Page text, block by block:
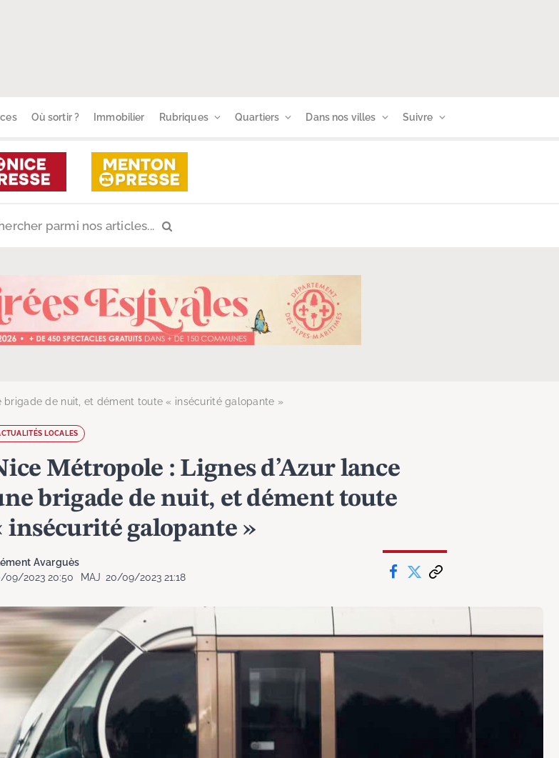
Où sortir ? Immobilier Rubriques Quartiers Dans nos villes Suivre
brigade de nuit, et dément toute « insécurité galopante »
LOCALES
Métropole : Lignes d’Azur lance
brigade de nuit, et dément toute
insécurité galopante »
Avarguès
09/2023 20:50
MAJ 20/09/2023 21:18